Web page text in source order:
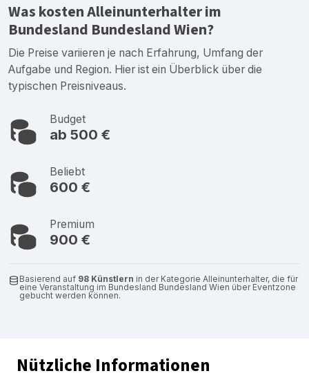
Was kosten Alleinunterhalter im
Bundesland Bundesland Wien?
Die Preise variieren je nach Erfahrung, Umfang der
Aufgabe und Region. Hier ist ein Überblick über die
typischen Preisniveaus.
Budget
ab 500 €
Beliebt
600 €
Premium
900 €
Basierend auf 98 Künstlern in der Kategorie Alleinunterhalter, die für
eine Veranstaltung im Bundesland Bundesland Wien über Eventzone
gebucht werden können.
Nützliche Informationen